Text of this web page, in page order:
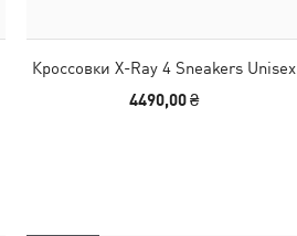
Кроссовки X-Ray 4 Sneakers Unisex
4490,00 ₴